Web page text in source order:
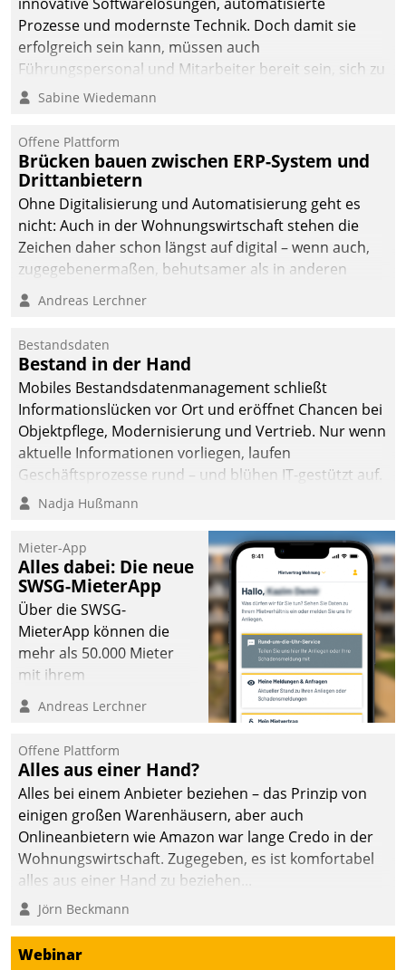
Prozesse und modernste Technik. Doch damit sie
erfolgreich sein kann, müssen auch
Führungspersonal und Mitarbeiter bereit sein, sich zu
verändern und anzupassen, sonst werden sie an ihr
Sabine Wiedemann
Offene Plattform
Brücken bauen zwischen ERP-System und
Drittanbietern
Ohne Digitalisierung und Automatisierung geht es
nicht: Auch in der Wohnungswirtschaft stehen die
Zeichen daher schon längst auf digital – wenn auch,
zugegebenermaßen, behutsamer als in anderen
Branchen.
Andreas Lerchner
Bestandsdaten
Bestand in der Hand
Mobiles Bestandsdatenmanagement schließt
Informationslücken vor Ort und eröffnet Chancen bei
Objektpflege, Modernisierung und Vertrieb. Nur wenn
aktuelle Informationen vorliegen, laufen
Geschäftsprozesse rund – und blühen IT-gestützt auf.
Nadja Hußmann
Mieter-App
Alles dabei: Die neue
SWSG-MieterApp
Über die SWSG-
MieterApp können die
mehr als 50.000 Mieter
mit ihrem
Wohnungsunternehmen
kommunizieren, auf dem
einsehen und ändern
oder
Schadensmeldungen
abgeben – rund um die
Uhr.
Andreas Lerchner
Offene Plattform
Alles aus einer Hand?
Alles bei einem Anbieter beziehen – das Prinzip von
einigen großen Warenhäusern, aber auch
Onlineanbietern wie Amazon war lange Credo in der
Wohnungswirtschaft. Zugegeben, es ist komfortabel
alles aus einer Hand zu beziehen...
Jörn Beckmann
Webinar